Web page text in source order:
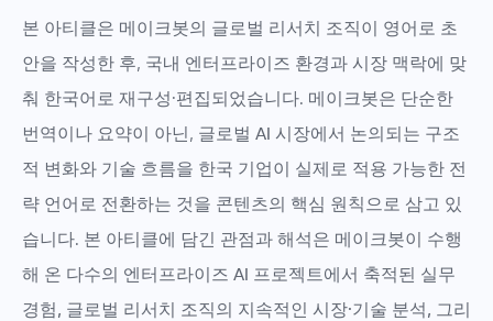
본 아티클은 메이크봇의 글로벌 리서치 조직이 영어로 초
안을 작성한 후, 국내 엔터프라이즈 환경과 시장 맥락에 맞
춰 한국어로 재구성·편집되었습니다. 메이크봇은 단순한
번역이나 요약이 아닌, 글로벌 AI 시장에서 논의되는 구조
적 변화와 기술 흐름을 한국 기업이 실제로 적용 가능한 전
략 언어로 전환하는 것을 콘텐츠의 핵심 원칙으로 삼고 있
습니다. 본 아티클에 담긴 관점과 해석은 메이크봇이 수행
해 온 다수의 엔터프라이즈 AI 프로젝트에서 축적된 실무
경험, 글로벌 리서치 조직의 지속적인 시장·기술 분석, 그리